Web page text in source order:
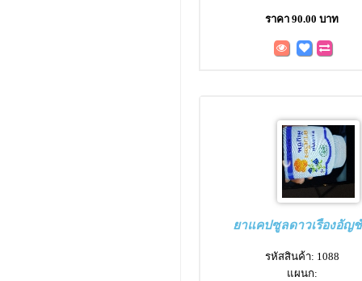
ราคา 90.00 บาท
ยาแคปซูลดาวเรืองอัญ
รหัสสินค้า: 1088
แผนก: